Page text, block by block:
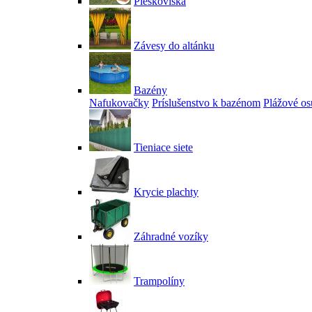
Závesy do altánku
Bazény
Nafukovačky Príslušenstvo k bazénom Plážové
Tieniace siete
Krycie plachty
Záhradné vozíky
Trampolíny